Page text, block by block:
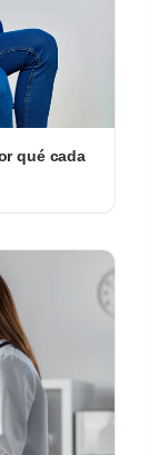
qué cada